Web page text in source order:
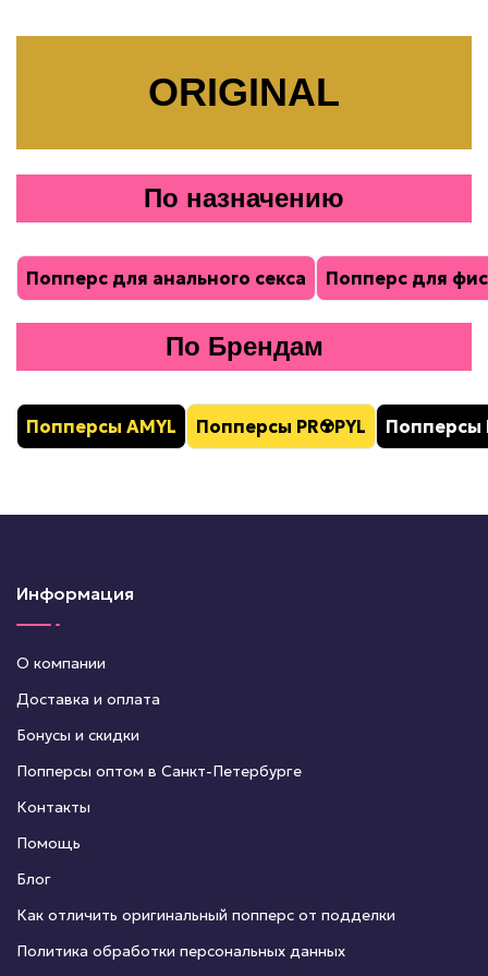
ORIGINAL
По назначению
Попперс для анального секса Попперс для
По Брендам
Попперсы AMYL Попперсы PR☢️PYL Попперсы
Информация
О компании
Доставка и оплата
Бонусы и скидки
Попперсы оптом в Санкт-Петербурге
Контакты
Помощь
Блог
Как отличить оригинальный попперс от подделки
Политика обработки персональных данных